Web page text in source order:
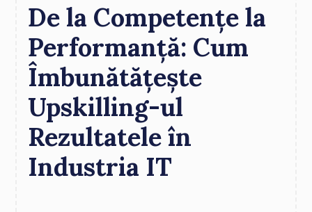
De la Competențe la
Performanță: Cum
Îmbunătățește
Upskilling-ul
Rezultatele în
Industria IT